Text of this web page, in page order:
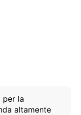
per la
altamente